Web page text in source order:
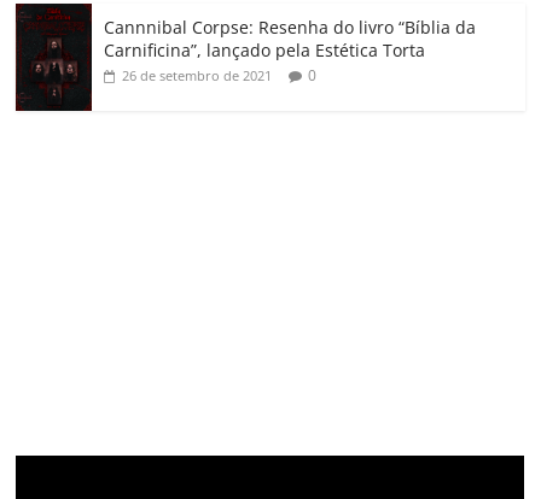
Cannnibal Corpse: Resenha do livro “Bíblia da
Carnificina”, lançado pela Estética Torta
26 de setembro de 2021 0